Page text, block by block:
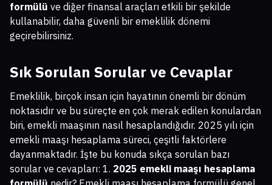
formülü ve diğer finansal araçları etkili bir şekilde
kullanabilir, daha güvenli bir emeklilik dönemi
geçirebilirsiniz.
Sık Sorulan Sorular ve Cevaplar
Emeklilik, birçok insan için hayatının önemli bir dönüm
noktasıdır ve bu süreçte en çok merak edilen konulardan
biri, emekli maaşının nasıl hesaplandığıdır. 2025 yılı için
emekli maaşı hesaplama süreci, çeşitli faktörlere
dayanmaktadır. İşte bu konuda sıkça sorulan bazı
sorular ve cevapları: 1. 2025 emekli maaşı hesaplama